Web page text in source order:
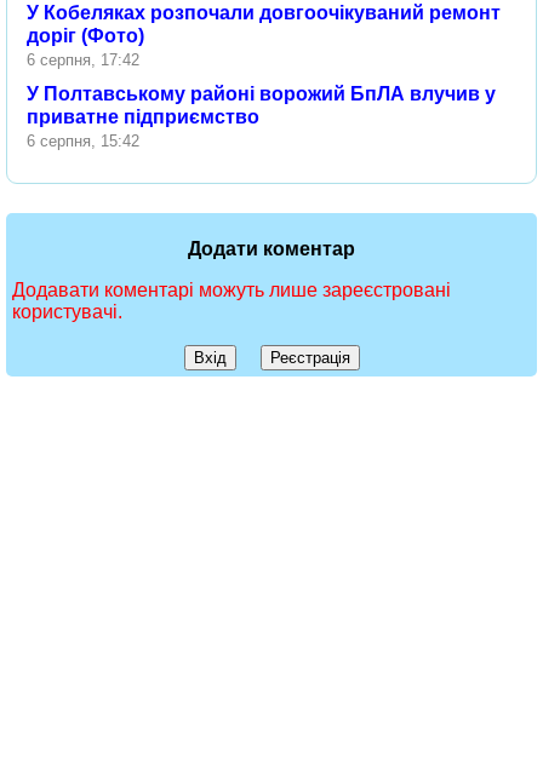
У Кобеляках розпочали довгоочікуваний ремонт
доріг (Фото)
6 серпня, 17:42
У Полтавському районі ворожий БпЛА влучив у
приватне підприємство
6 серпня, 15:42
Додати коментар
Додавати коментарі можуть лише зареєстровані
користувачі.
Вхід Реєстрація